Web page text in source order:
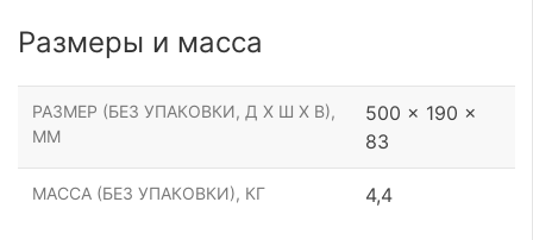
Размеры и масса
РАЗМЕР (БЕЗ УПАКОВКИ, Д Х Ш Х В),
ММ
500 x 190 x
83
МАССА (БЕЗ УПАКОВКИ), КГ 4,4